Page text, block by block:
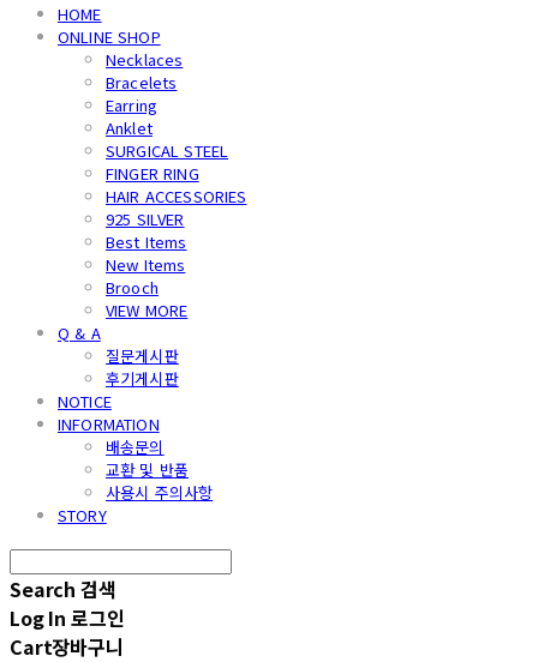
HOME
ONLINE SHOP
Necklaces
Bracelets
Earring
Anklet
SURGICAL STEEL
FINGER RING
HAIR ACCESSORIES
925 SILVER
Best Items
New Items
Brooch
VIEW MORE
Q & A
질문게시판
후기게시판
NOTICE
INFORMATION
배송문의
교환 및 반품
사용시 주의사항
STORY
Search 검색
Log In 로그인
Cart장바구니